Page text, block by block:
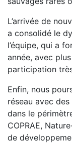
L’arrivée de
a consolidé le
l’équipe, qui a
année, avec
participation
Enfin, nous
réseau avec
dans le
COPRAE,
de